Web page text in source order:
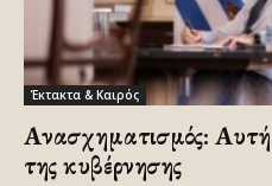
Έκτακτα & Καιρός
Ανασχηματισμός: Αυτή
της κυβέρνησης